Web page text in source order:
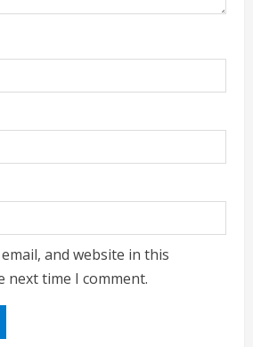
and website in this
next time I comment.